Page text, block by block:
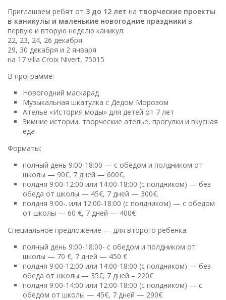
Приглашаем ребят от 3 до 12 лет на творческие проекты
в каникулы и маленькие новогодние праздники в
первую и вторую неделю каникул:
22, 23, 24, 26 декабря
29, 30 декабря и 2 января
на 17 villa Croix Nivert, 75015
В программе:
Новогодний маскарад
Музыкальная шкатулка с Дедом Морозом
Ателье «История моды» для детей от 7 лет
Зимние истории, творческие ателье, прогулки и вкусная
еда
Форматы:
полный день 9:00-18:00 — с обедом и полдником от
школы — 90€, 7 дней — 600€,
полдня 9:00-12:00 или 14:00-18:00 (с полдником) — без
обеда от школы — 45€, 7 дней — 300€.
полдня 9:00-. или 12:00-18:00 (с полдником) — с обедом
от школы — 60 €, 7 дней — 400€
Специальное предложение — для второго ребенка:
полный день 9:00-18:00- с обедом и полдником от
школы — 70 €, 7 дней — 450 €
полдня 9:00-12:00 или 14:00-18:00 (с полдником) — без
обеда от школы — 35€,️ 7 дней – 220€
полдня 9:00-14:00 или 12:00-18:00 (с полдником) — с
обедом от школы — 45€, 7 дней — 290€